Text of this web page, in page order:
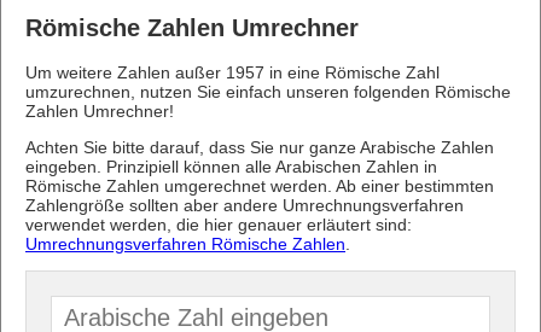
Römische Zahlen Umrechner
Um weitere Zahlen außer 1957 in eine Römische Zahl
umzurechnen, nutzen Sie einfach unseren folgenden Römische
Zahlen Umrechner!
Achten Sie bitte darauf, dass Sie nur ganze Arabische Zahlen
eingeben. Prinzipiell können alle Arabischen Zahlen in
Römische Zahlen umgerechnet werden. Ab einer bestimmten
Zahlengröße sollten aber andere Umrechnungsverfahren
verwendet werden, die hier genauer erläutert sind:
Umrechnungsverfahren Römische Zahlen